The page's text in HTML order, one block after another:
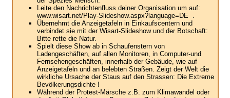
Leite den Nachrichtenfluss deiner Organisation um auf:
www.wisart.net/Play-Slideshow.aspx?language=DE .
Übernehmt die Anzeigetafeln in Einkaufscentern und
verbindet sie mit der Wisart-Slideshow und der Botschaft:
Bitte rette die Natur.
Spielt diese Show ab in Schaufenstern von
Ladengeschäften, auf allen Monitoren, in Computer-und
Fernsehengeschäften, innerhalb der Gebäude, wie auf
Anzeigetafeln und an belebten Straßen. Zeigt der Welt die
wirkliche Ursache der Staus auf den Strassen: Die Extreme
Bevölkerungsdichte !
Während der Protest-Märsche z.B. zum Klimawandel oder